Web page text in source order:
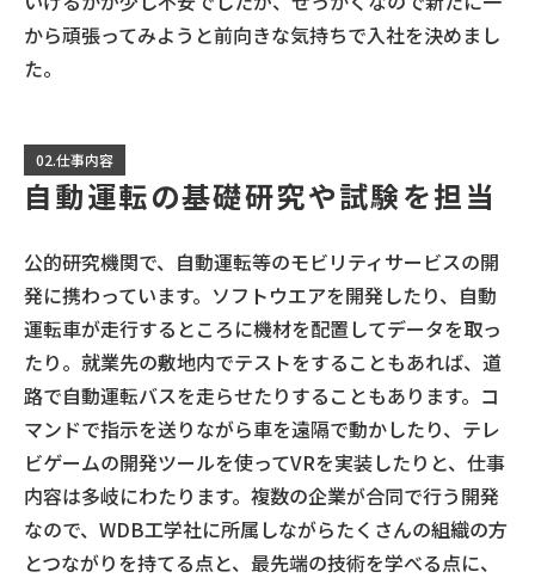
から頑張ってみようと前向きな気持ちで入社を決めまし
た。
02.仕事内容
自動運転の基礎研究や試験を担当
公的研究機関で、自動運転等のモビリティサービスの開
発に携わっています。ソフトウエアを開発したり、自動
運転車が走行するところに機材を配置してデータを取っ
たり。就業先の敷地内でテストをすることもあれば、道
路で自動運転バスを走らせたりすることもあります。コ
マンドで指示を送りながら車を遠隔で動かしたり、テレ
ビゲームの開発ツールを使ってVRを実装したりと、仕事
内容は多岐にわたります。複数の企業が合同で行う開発
なので、WDB工学社に所属しながらたくさんの組織の方
とつながりを持てる点と、最先端の技術を学べる点に、